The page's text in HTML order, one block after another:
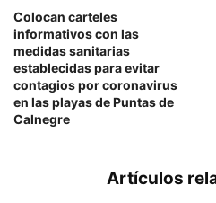
Colocan carteles
informativos con las
medidas sanitarias
establecidas para evitar
contagios por coronavirus
en las playas de Puntas de
Calnegre
Artículos